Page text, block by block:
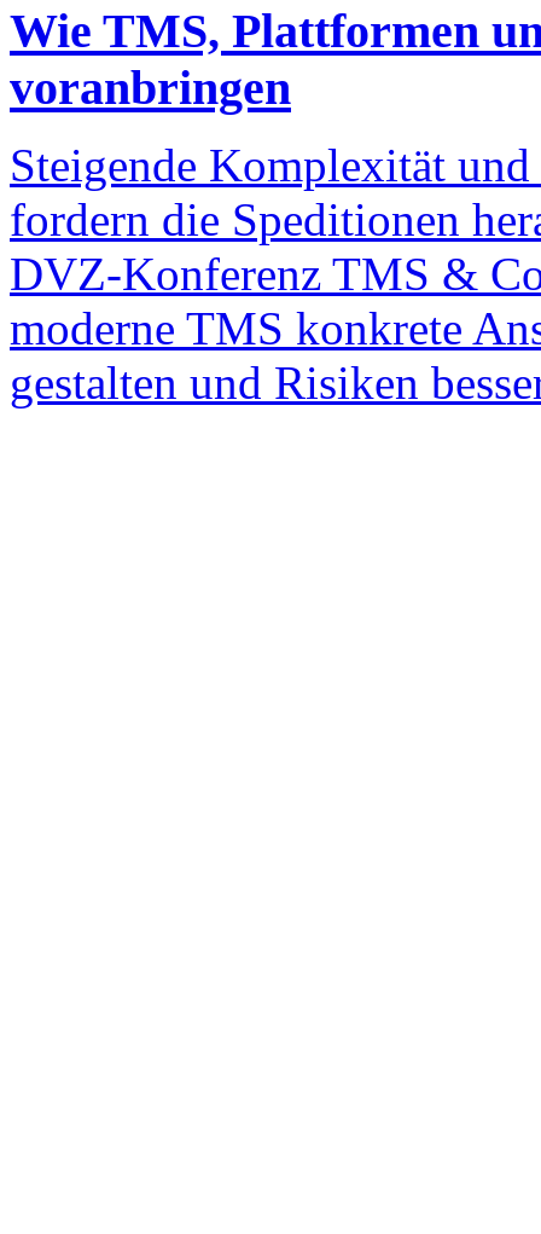
Wie TMS, Plattformen
voranbringen
Steigende Komplexität
fordern die Speditionen
DVZ-Konferenz TMS &
moderne TMS konkrete
gestalten und Risiken